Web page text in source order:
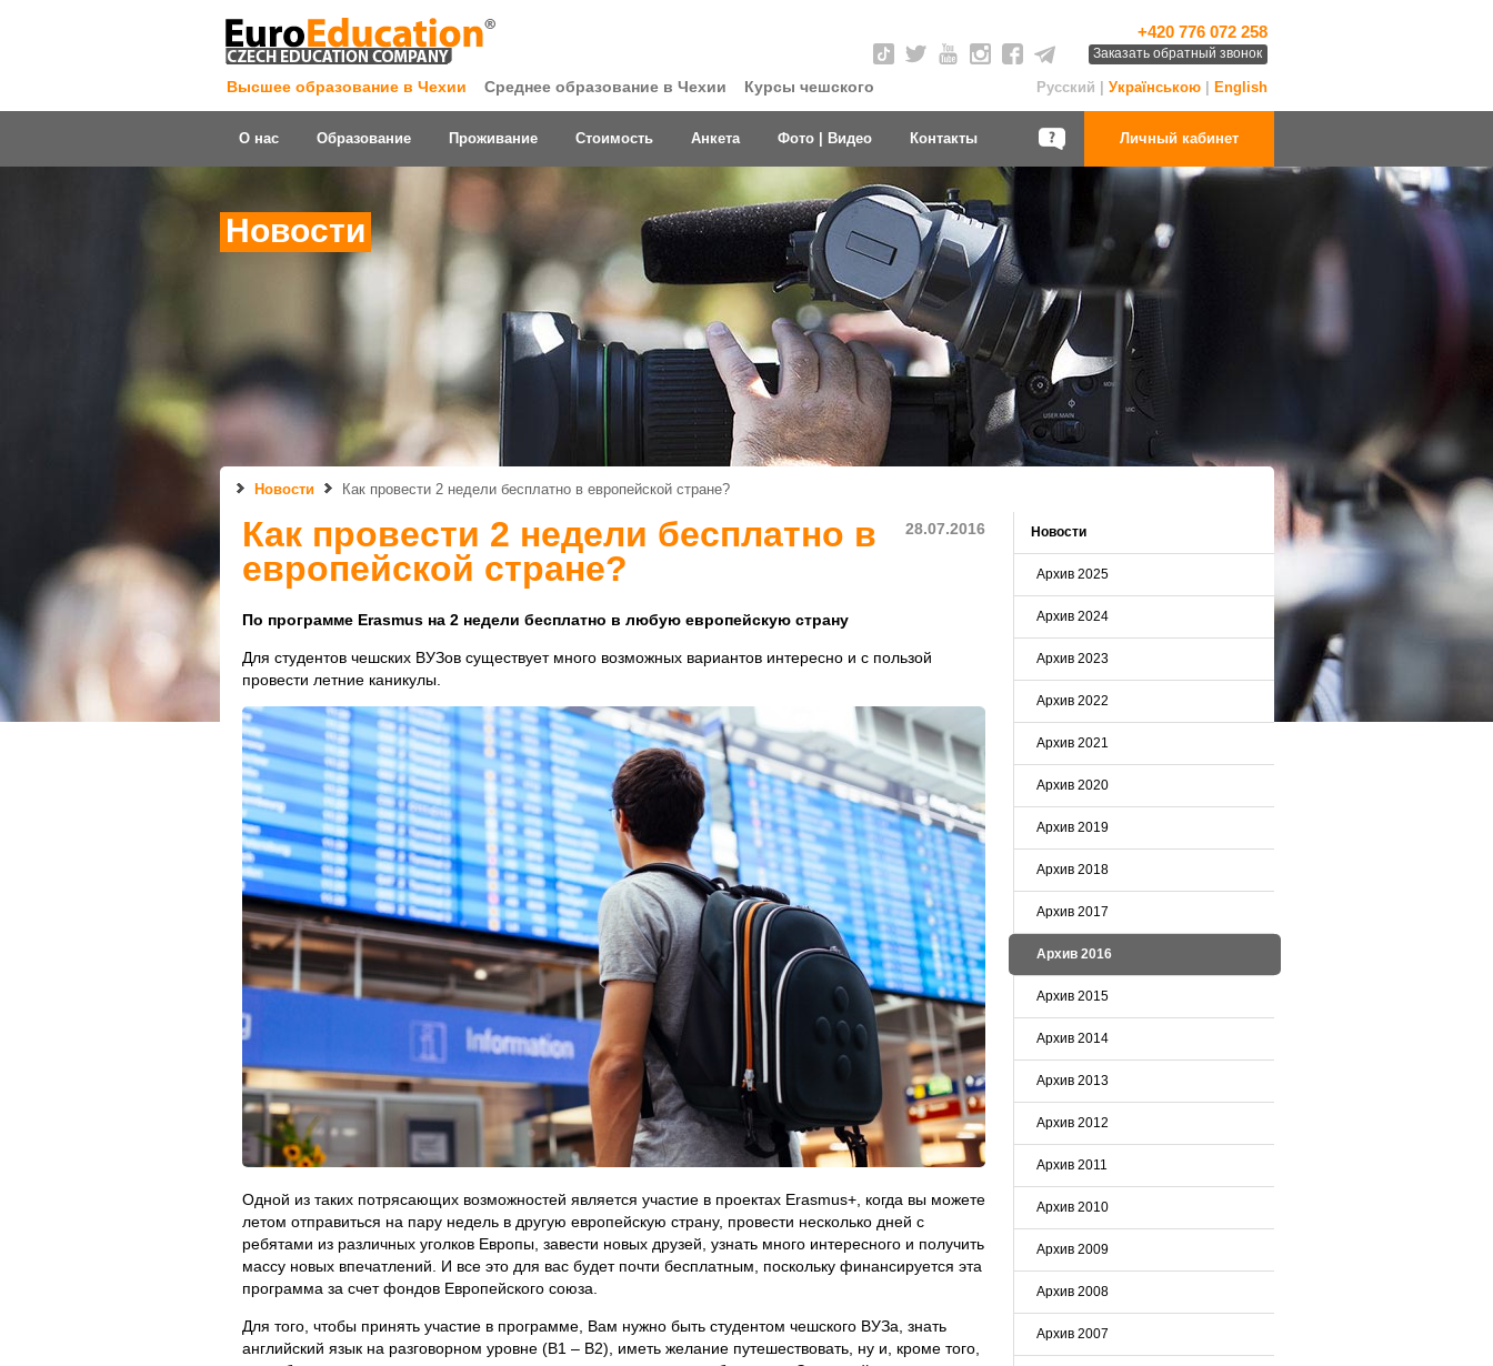
Высшее образование в Чехии Среднее образование в Чехии Курсы чешского
+420 776 072 258
Заказать обратный звонок
Русский | Українською| English
О нас Образование Проживание Стоимость Анкета Фото | Видео Контакты Личный кабинет
Новости
Новости Как провести 2 недели бесплатно в европейской стране?
Новости
Архив 2025
Архив 2024
Архив 2023
Архив 2022
Архив 2021
Архив 2020
Архив 2019
Архив 2018
Архив 2017
Архив 2016
Архив 2015
Архив 2014
Архив 2013
Архив 2012
Архив 2011
Архив 2010
Архив 2009
Архив 2008
Архив 2007
28.07.2016
Как провести 2 недели бесплатно в
европейской стране?
По программе Erasmus на 2 недели бесплатно в любую европейскую страну
Для студентов чешских ВУЗов существует много возможных вариантов интересно и с пользой
провести летние каникулы.
Одной из таких потрясающих возможностей является участие в проектах Erasmus+, когда вы можете
летом отправиться на пару недель в другую европейскую страну, провести несколько дней с
ребятами из различных уголков Европы, завести новых друзей, узнать много интересного и получить
массу новых впечатлений. И все это для вас будет почти бесплатным, поскольку финансируется эта
программа за счет фондов Европейского союза.
Для того, чтобы принять участие в программе, Вам нужно быть студентом чешского ВУЗа, знать
английский язык на разговорном уровне (В1 – В2), иметь желание путешествовать, ну и, кроме того,